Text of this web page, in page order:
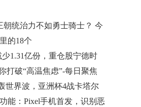
体系
统治力不如勇士骑士？ 今
的18个
1.31亿份，重仓股宁德时
打破“高温焦虑”-每日聚焦
世界波，亚洲杯4战卡塔尔
能：Pixel手机首发，识别恶